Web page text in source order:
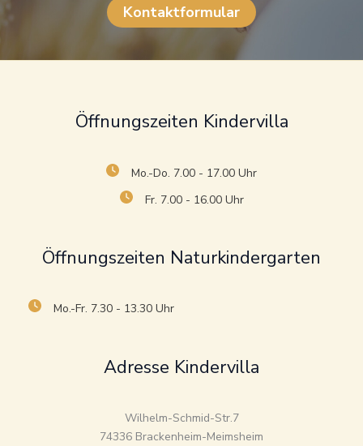
Kontaktformular
Öffnungszeiten Kindervilla
Mo.-Do. 7.00 - 17.00 Uhr
Fr. 7.00 - 16.00 Uhr
Öffnungszeiten Naturkindergarten
Mo.-Fr. 7.30 - 13.30 Uhr
Adresse Kindervilla
Wilhelm-Schmid-Str.7
74336 Brackenheim-Meimsheim